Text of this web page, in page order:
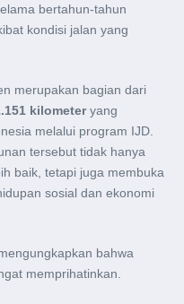
bertahun-tahun
kondisi jalan yang
merupakan bagian dari
kilometeryang
melalui program IJD.
tersebut tidak hanya
baik, tetapi juga membuka
sosial dan ekonomi
bahwa
memprihatinkan.